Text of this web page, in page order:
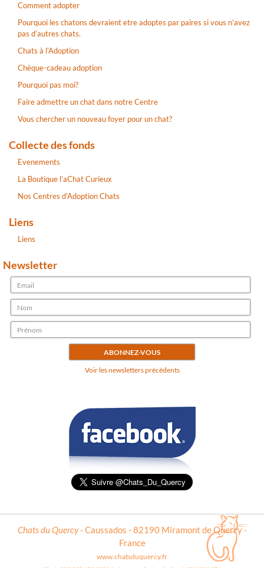
Comment adopter
Pourquoi les chatons devraient etre adoptes par paires si vous n’avez
pas d’autres chats.
Chats à l’Adoption
Chèque-cadeau adoption
Pourquoi pas moi?
Faire admettre un chat dans notre Centre
Vous chercher un nouveau foyer pour un chat?
Collecte des fonds
Evenements
La Boutique l’aChat Curieux
Nos Centres d’Adoption Chats
Liens
Liens
Newsletter
Voir les newsletters précédents
Chats du Quercy- Caussados - 82190 Miramont de Quercy -
France
www.chatsduquercy.fr